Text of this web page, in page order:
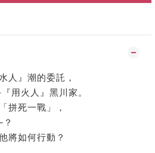
人』潮的委託，
用火人』黑川家。
拼死一戰」，
將如何行動？